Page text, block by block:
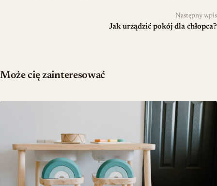
Następny wpis
Jak urządzić pokój dla chłopca?
Może cię zainteresować
Najlepsze zestawy stołowe dla dzieci do zabawy i nauki